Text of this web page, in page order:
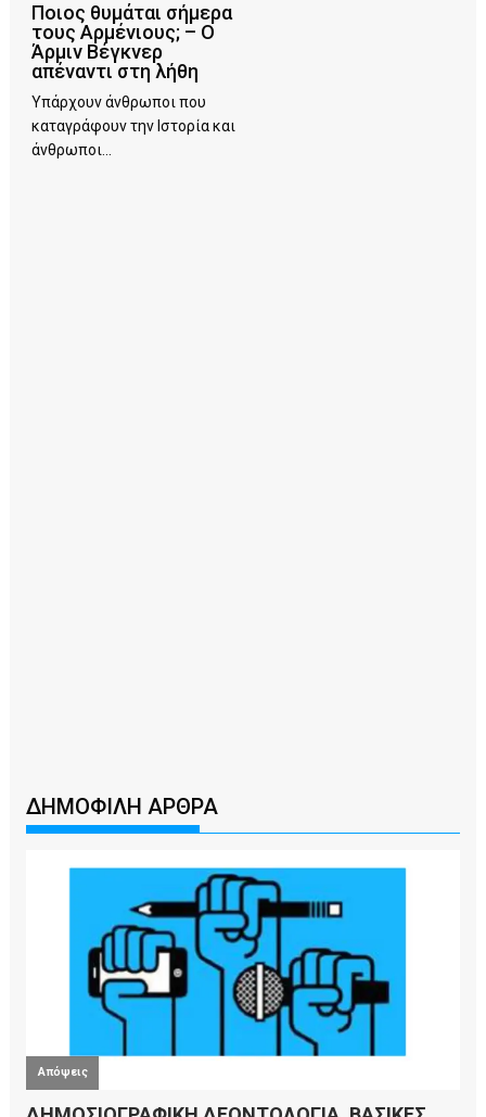
Ποιος θυμάται σήμερα
τους Αρμένιους; – Ο
Άρμιν Βέγκνερ
απέναντι στη λήθη
Υπάρχουν άνθρωποι που
καταγράφουν την Ιστορία και
άνθρωποι...
ΔΗΜΟΦΙΛΗ ΑΡΘΡΑ